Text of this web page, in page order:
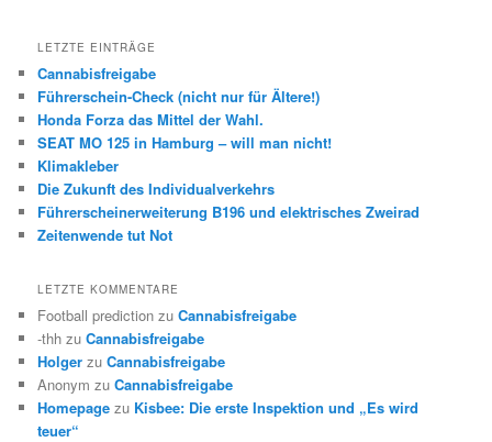
LETZTE EINTRÄGE
Cannabisfreigabe
Führerschein-Check (nicht nur für Ältere!)
Honda Forza das Mittel der Wahl.
SEAT MO 125 in Hamburg – will man nicht!
Klimakleber
Die Zukunft des Individualverkehrs
Führerscheinerweiterung B196 und elektrisches Zweirad
Zeitenwende tut Not
LETZTE KOMMENTARE
Football prediction zuCannabisfreigabe
-thh zuCannabisfreigabe
Holger zuCannabisfreigabe
Anonym zuCannabisfreigabe
Homepage zu Kisbee: Die erste Inspektion und „Es wird
teuer“